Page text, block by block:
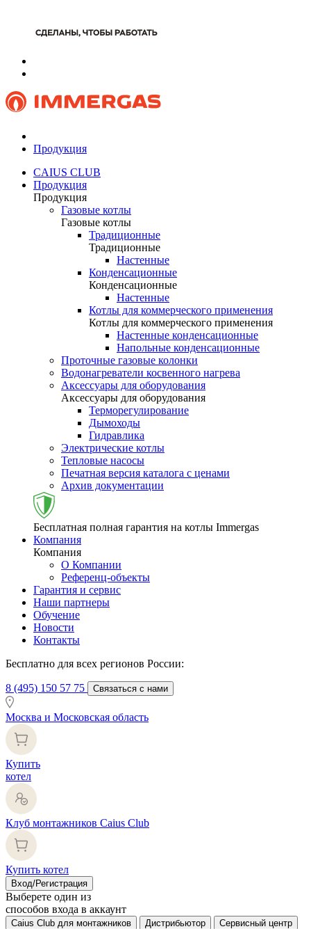
Продукция
CAIUS CLUB
Продукция
Продукция
Газовые котлы
Газовые котлы
Традиционные
Традиционные
Настенные
Конденсационные
Конденсационные
Настенные
Котлы для коммерческого применения
Котлы для коммерческого применения
Настенные конденсационные
Напольные конденсационные
Проточные газовые колонки
Водонагреватели косвенного нагрева
Аксессуары для оборудования
Аксессуары для оборудования
Терморегулирование
Дымоходы
Гидравлика
Электрические котлы
Тепловые насосы
Печатная версия каталога с ценами
Архив документации
Бесплатная полная гарантия на котлы Immergas
Компания
Компания
О Компании
Референц-объекты
Гарантия и сервис
Наши партнеры
Обучение
Новости
Контакты
Бесплатно для всех регионов России:
8 (495) 150 57 75 Связаться с нами
Москва и Московская область
Купить
котел
Клуб монтажников Caius Club
Купить котел
Вход/Регистрация
Выберете один из
способов входа в аккаунт
Caius Club для монтажников Дистрибьютор Сервисный центр